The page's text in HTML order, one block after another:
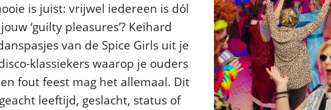
is juist: vrijwel iedereen is dól
‘guilty pleasures’? Keihard
van de Spice Girls uit je
klassiekers waarop je ouders
fout feest mag het allemaal. Dit
leeftijd, geslacht, status of